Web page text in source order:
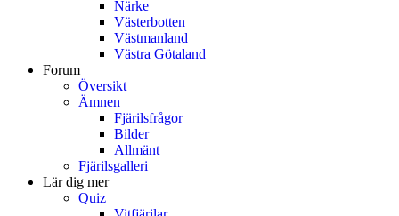
Närke
Västerbotten
Västmanland
Västra Götaland
Forum
Översikt
Ämnen
Fjärilsfrågor
Bilder
Allmänt
Fjärilsgalleri
Lär dig mer
Quiz